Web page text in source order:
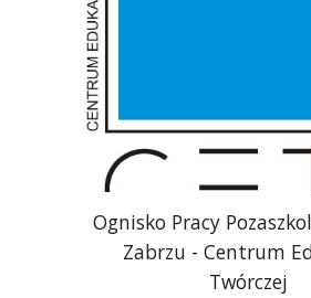
Ognisko Pracy
Zabrzu - Centrum
Twórczej